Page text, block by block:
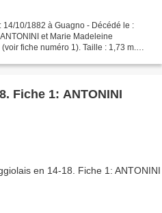
14/10/1882 à Guagno - Décédé le :
et Marie Madeleine
fiche numéro 1). Taille : 1,73 m.
Fiche 1: ANTONINI